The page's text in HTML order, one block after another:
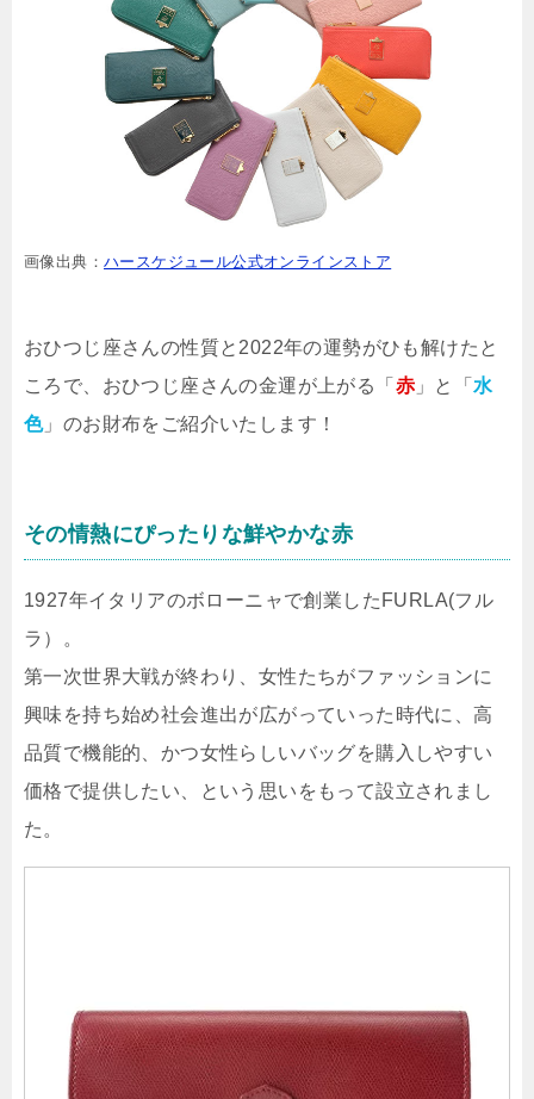
画像出典： ハースケジュール公式オンラインストア
おひつじ座さんの性質と2022年の運勢がひも解けたと
ころで、おひつじ座さんの金運が上がる「 赤 」と「 水
色」のお財布をご紹介いたします！
その情熱にぴったりな鮮やかな赤
1927年イタリアのボローニャで創業したFURLA(フル
ラ）。
第一次世界大戦が終わり、女性たちがファッションに
興味を持ち始め社会進出が広がっていった時代に、高
品質で機能的、かつ女性らしいバッグを購入しやすい
価格で提供したい、という思いをもって設立されまし
た。